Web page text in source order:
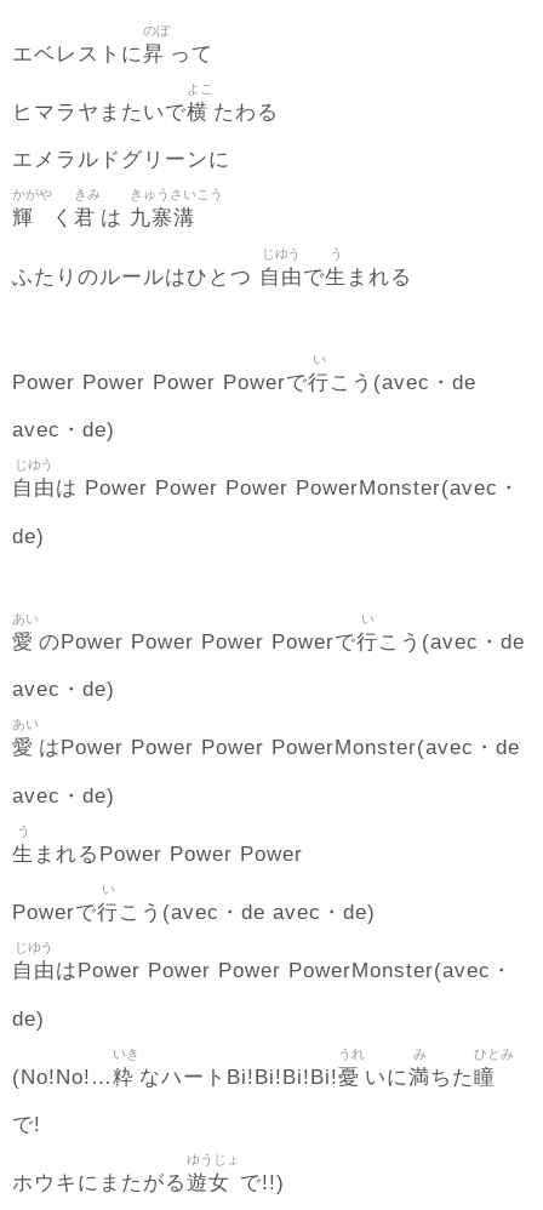
エベレストに昇
のぼ
って
ヒマラヤまたいで横
よこ
たわる
エメラルドグリーンに
輝
かがや
く 君
きみ
は 九寨溝
きゅうさいこう
ふたりのルールはひとつ 自由
じゆう
で生
う
まれる
Power Power Power Powerで行
い
こう(avec・de
avec・de)
自由
じゆう
は Power Power Power PowerMonster(avec・
de)
愛
あい
のPower Power Power Powerで行
い
こう(avec・de
avec・de)
愛
あい
はPower Power Power PowerMonster(avec・de
avec・de)
生
う
まれるPower Power Power
Powerで行
い
こう(avec・de avec・de)
自由
じゆう
はPower Power Power PowerMonster(avec・
de)
(No!No!…粋
いき
なハートBi!Bi!Bi!Bi!憂
うれ
いに満
み
ちた瞳
ひとみ
で!
ホウキにまたがる遊女
ゆうじょ
で!!)